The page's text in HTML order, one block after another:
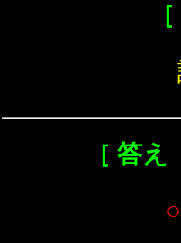
［ 答え
○